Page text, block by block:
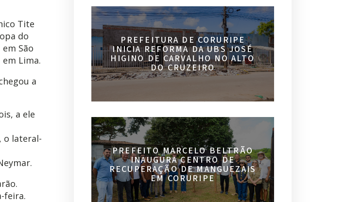
Tite
do
São
Lima.
a
a ele
o lateral-
feira.
PREFEITURA DE CORURIPE
INICIA REFORMA DA UBS JOSÉ
HIGINO DE CARVALHO NO ALTO
DO CRUZEIRO
PREFEITO MARCELO BELTRÃO
INAUGURA CENTRO DE
RECUPERAÇÃO DE MANGUEZAIS
EM CORURIPE